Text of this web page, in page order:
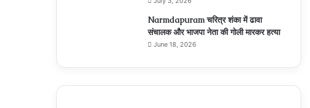
Narmdapuram चरित्र शंका में ढावा
संचालक और भाजपा नेता की गोली मारकर हत्या
June 18, 2026